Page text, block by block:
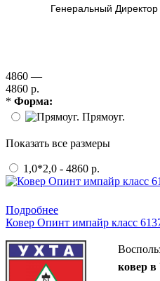
Генеральный Директор
4860 —
4860 р.
* Форма:
Прямоуг.
Показать все размеры
1,0*2,0 - 4860 р.
Подробнее
Ковер Опинт импайр класс
ковер в